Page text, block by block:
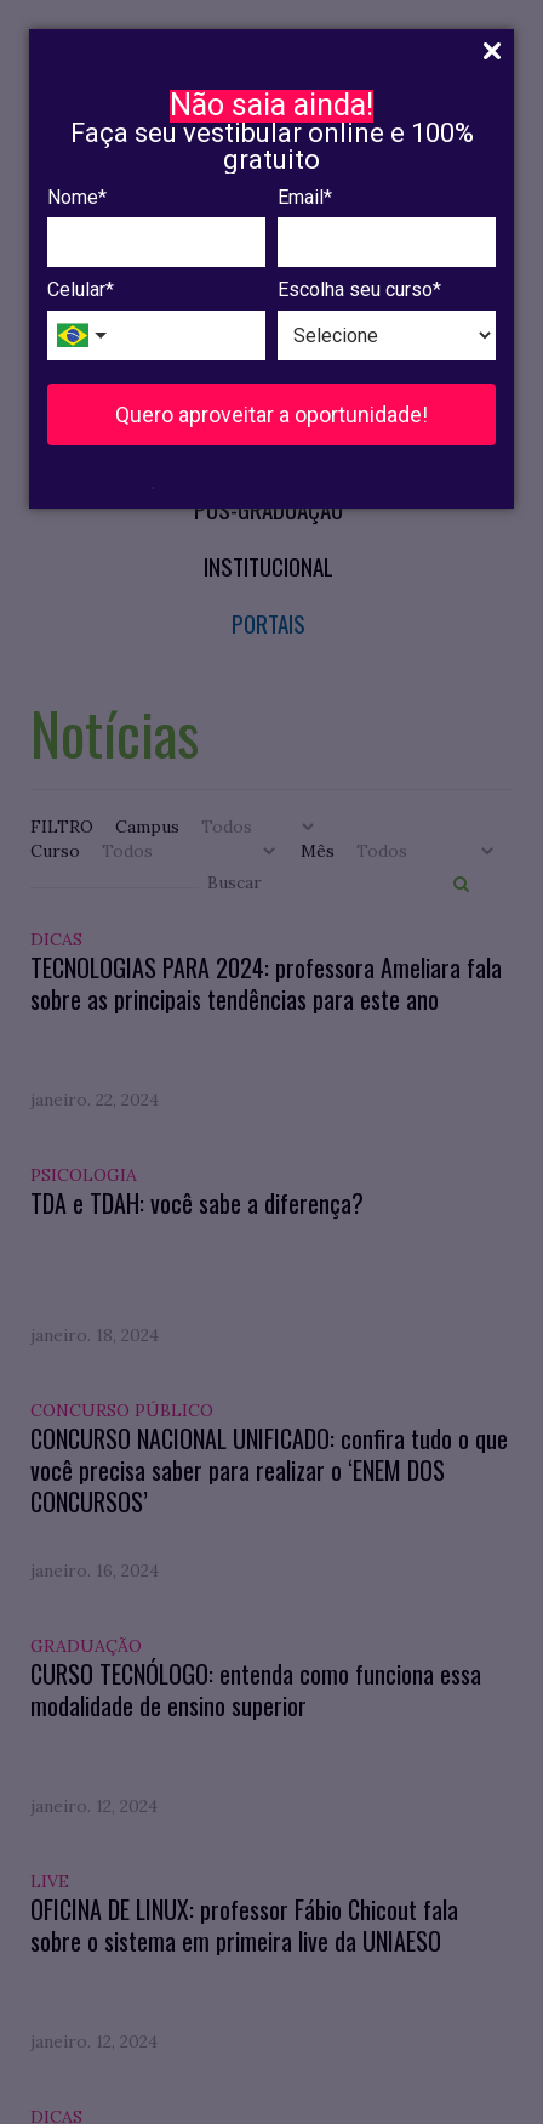
Não saia ainda!
Faça seu vestibular online e 100%
gratuito
Nome* Email*
Celular* Escolha seu curso*
Quero aproveitar a oportunidade!
.
INSCRIÇÃO
OLINDA
RECIFE
VESTIBULAR
CURSOS PRESENCIAIS
PÓS-GRADUAÇÃO
INSTITUCIONAL
PORTAIS
Notícias
FILTRO
Campus
Curso
Mês
DICAS
TECNOLOGIAS PARA 2024: professora Ameliara fala
sobre as principais tendências para este ano
janeiro. 22, 2024
PSICOLOGIA
TDA e TDAH: você sabe a diferença?
janeiro. 18, 2024
CONCURSO PÚBLICO
CONCURSO NACIONAL UNIFICADO: confira tudo o que
você precisa saber para realizar o ‘ENEM DOS
CONCURSOS’
janeiro. 16, 2024
GRADUAÇÃO
CURSO TECNÓLOGO: entenda como funciona essa
modalidade de ensino superior
janeiro. 12, 2024
LIVE
OFICINA DE LINUX: professor Fábio Chicout fala
sobre o sistema em primeira live da UNIAESO
janeiro. 12, 2024
DICAS